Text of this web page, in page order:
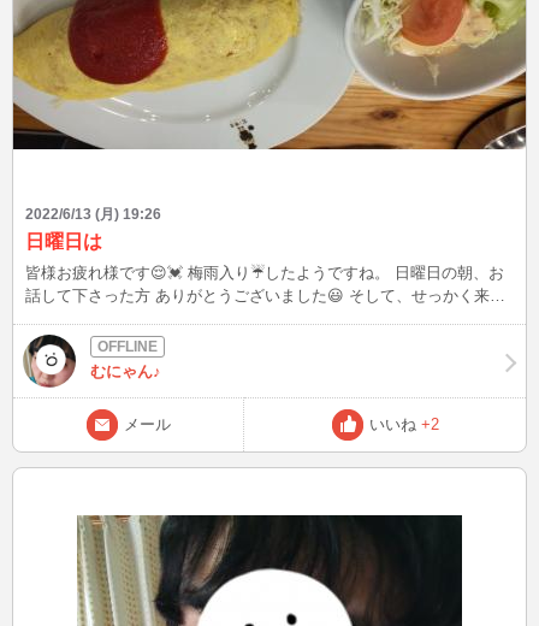
2022/6/13 (月) 19:26
日曜日は
皆様お疲れ様です😌💓 梅雨入り☔️したようですね。 日曜日の朝、お
話して下さった方 ありがとうございました😃 そして、せっかく来て
にまたお時間合う時に お話して頂けたら嬉しいです🍀 日曜日のお昼
に気になっていた喫茶店が近くに出来たので行って見ました😃 昔な
がらのオムライスを注文😋 中身はケチャップライスと牛肉が。 外食
もたまにはいいですね💕 さて、今日深夜起きていたら また現れるか
もしれませんので、 見かけたらよろしくお願いします😉 深夜なの
で、タイピングになるかと 長々とお付き合いありがとうございまし
むにゃん♪
メール いいね +2